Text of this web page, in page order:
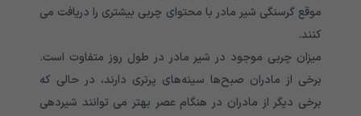
موقع گرسنگی شیر مادر با محتوای چربی بیشتری را دریافت می
کنند.
میزان چربی موجود در شیر مادر در طول روز متفاوت است.
برخی از مادران صبح‌ها سینه‌های پرتری دارند، در حالی که
برخی دیگر از مادران در هنگام عصر بهتر می توانند شیردهی